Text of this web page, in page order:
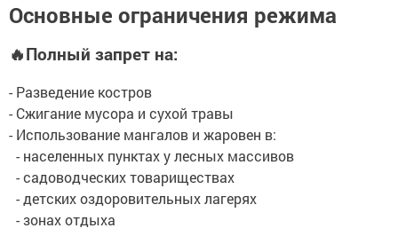
Основные ограничения режима
🔥Полный запрет на:
- Разведение костров
- Сжигание мусора и сухой травы
- Использование мангалов и жаровен в:
- населенных пунктах у лесных массивов
- садоводческих товариществах
- детских оздоровительных лагерях
- зонах отдыха